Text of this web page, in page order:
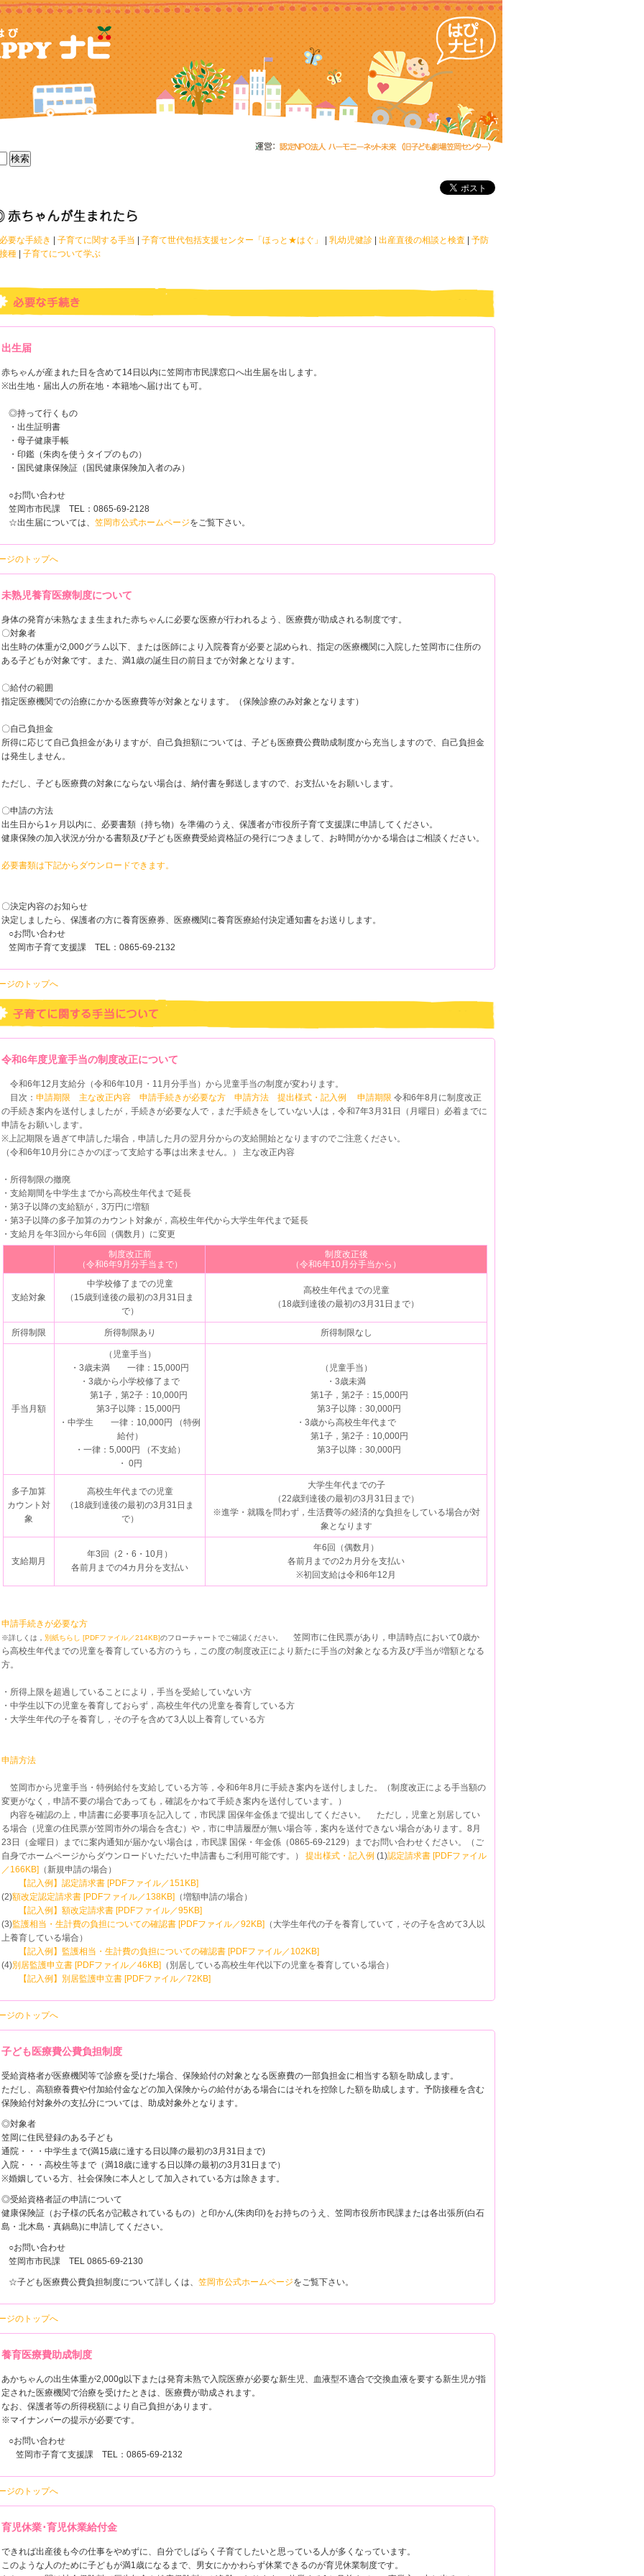
必要な手続き 子育てに関する手当 子育て世代包括支援センター「ほっと★はぐ」 乳幼児健診 出産直後の相談と検査
予防
接種
子育てについて学ぶ
出生届
赤ちゃんが産まれた日を含めて14日以内に笠岡市市民課窓口へ出生届を出します。
※出生地・届出人の所在地・本籍地へ届け出ても可。
◎持って行くもの
・出生証明書
・母子健康手帳
・印鑑（朱肉を使うタイプのもの）
・国民健康保険証（国民健康保険加入者のみ）
○お問い合わせ
笠岡市市民課 TEL：0865-69-2128
☆出生届については、 笠岡市公式ホームページをご覧下さい。
ジのトップへ
未熟児養育医療制度について
身体の発育が未熟なまま生まれた赤ちゃんに必要な医療が行われるよう、医療費が助成される制度です。
〇対象者
出生時の体重が2,000グラム以下、または医師により入院養育が必要と認められ、指定の医療機関に入院した笠岡市に住所の
ある子どもが対象です。また、満1歳の誕生日の前日までが対象となります。
〇給付の範囲
指定医療機関での治療にかかる医療費等が対象となります。（保険診療のみ対象となります）
〇自己負担金
所得に応じて自己負担金がありますが、自己負担額については、子ども医療費公費助成制度から充当しますので、自己負担金
は発生しません。
ただし、子ども医療費の対象にならない場合は、納付書を郵送しますので、お支払いをお願いします。
〇申請の方法
出生日から1ヶ月以内に、必要書類（持ち物）を準備のうえ、保護者が市役所子育て支援課に申請してください。
健康保険の加入状況が分かる書類及び子ども医療費受給資格証の発行につきまして、お時間がかかる場合はご相談ください。
必要書類は下記からダウンロードできます。
〇決定内容のお知らせ
決定しましたら、保護者の方に養育医療券、医療機関に養育医療給付決定通知書をお送りします。
○お問い合わせ
笠岡市子育て支援課 TEL：0865-69-2132
ジのトップへ
令和6年度児童手当の制度改正について
令和6年12月支給分（令和6年10月・11月分手当）から児童手当の制度が変わります。
目次： 申請期限 主な改正内容 申請手続きが必要な方 申請方法 提出様式・記入例 申請期限 令和6年8月に制度改正
の手続き案内を送付しましたが，手続きが必要な人で，まだ手続きをしていない人は，令和7年3月31日（月曜日）必着までに
申請をお願いします。
※上記期限を過ぎて申請した場合，申請した月の翌月分からの支給開始となりますのでご注意ください。
（令和6年10月分にさかのぼって支給する事は出来ません。） 主な改正内容
・所得制限の撤廃
・支給期間を中学生までから高校生年代まで延長
・第3子以降の支給額が，3万円に増額
・第3子以降の多子加算のカウント対象が，高校生年代から大学生年代まで延長
・支給月を年3回から年6回（偶数月）に変更
制度改正前
（令和6年9月分手当まで）
制度改正後
（令和6年10月分手当から）
支給対象
中学校修了までの児童
（15歳到達後の最初の3月31日ま
で）
高校生年代までの児童
（18歳到達後の最初の3月31日まで）
所得制限 所得制限あり 所得制限なし
手当月額
（児童手当）
・3歳未満 一律：15,000円
・3歳から小学校修了まで
第1子，第2子：10,000円
第3子以降：15,000円
・中学生 一律：10,000円 （特例
給付）
・一律：5,000円 （不支給）
・ 0円
（児童手当）
・3歳未満
第1子，第2子：15,000円
第3子以降：30,000円
・3歳から高校生年代まで
第1子，第2子：10,000円
第3子以降：30,000円
多子加算
カウント対
象
高校生年代までの児童
（18歳到達後の最初の3月31日ま
で）
大学生年代までの子
（22歳到達後の最初の3月31日まで）
※進学・就職を問わず，生活費等の経済的な負担をしている場合が対
象となります
支給期月
年3回（2・6・10月）
各前月までの4カ月分を支払い
年6回（偶数月）
各前月までの2カ月分を支払い
※初回支給は令和6年12月
申請手続きが必要な方
※詳しくは， 別紙ちらし [PDFファイル／214KB]のフローチャートでご確認ください。
笠岡市に住民票があり，申請時点において0歳か
ら高校生年代までの児童を養育している方のうち，この度の制度改正により新たに手当の対象となる方及び手当が増額となる
方。
・所得上限を超過していることにより，手当を受給していない方
・中学生以下の児童を養育しておらず，高校生年代の児童を養育している方
・大学生年代の子を養育し，その子を含めて3人以上養育している方
申請方法
笠岡市から児童手当・特例給付を支給している方等，令和6年8月に手続き案内を送付しました。（制度改正による手当額の
変更がなく，申請不要の場合であっても，確認をかねて手続き案内を送付しています。）
内容を確認の上，申請書に必要事項を記入して，市民課 国保年金係まで提出してください。 ただし，児童と別居してい
る場合（児童の住民票が笠岡市外の場合を含む）や，市に申請履歴が無い場合等，案内を送付できない場合があります。8月
23日（金曜日）までに案内通知が届かない場合は，市民課 国保・年金係（0865-69-2129）までお問い合わせください。（ご
自身でホームページからダウンロードいただいた申請書もご利用可能です。） 提出様式・記入例 (1)認定請求書 [PDFファイル
／166KB] （新規申請の場合）
【記入例】認定請求書 [PDFファイル／151KB]
(2)額改定認定請求書 [PDFファイル／138KB] （増額申請の場合）
【記入例】額改定請求書 [PDFファイル／95KB]
(3)監護相当・生計費の負担についての確認書 [PDFファイル／92KB] （大学生年代の子を養育していて，その子を含めて3人以
上養育している場合）
【記入例】監護相当・生計費の負担についての確認書 [PDFファイル／102KB]
(4)別居監護申立書 [PDFファイル／46KB] （別居している高校生年代以下の児童を養育している場合）
【記入例】別居監護申立書 [PDFファイル／72KB]
ジのトップへ
子ども医療費公費負担制度
受給資格者が医療機関等で診療を受けた場合、保険給付の対象となる医療費の一部負担金に相当する額を助成します。
ただし、高額療養費や付加給付金などの加入保険からの給付がある場合にはそれを控除した額を助成します。予防接種を含む
保険給付対象外の支払分については、助成対象外となります。
◎対象者
笠岡に住民登録のある子ども
通院・・・中学生まで(満15歳に達する日以降の最初の3月31日まで)
入院・・・高校生等まで（満18歳に達する日以降の最初の3月31日まで）
※婚姻している方、社会保険に本人として加入されている方は除きます。
◎受給資格者証の申請について
健康保険証（お子様の氏名が記載されているもの）と印かん(朱肉印)をお持ちのうえ、笠岡市役所市民課または各出張所(白石
島・北木島・真鍋島)に申請してください。
○お問い合わせ
笠岡市市民課 TEL 0865-69-2130
☆子ども医療費公費負担制度について詳しくは、 笠岡市公式ホームページをご覧下さい。
ジのトップへ
養育医療費助成制度
あかちゃんの出生体重が2,000g以下または発育未熟で入院医療が必要な新生児、血液型不適合で交換血液を要する新生児が指
定された医療機関で治療を受けたときは、医療費が助成されます。
なお、保護者等の所得税額により自己負担があります。
※マイナンバーの提示が必要です。
○お問い合わせ
笠岡市子育て支援課 TEL：0865-69-2132
ジのトップへ
育児休業･育児休業給付金
できれば出産後も今の仕事をやめずに、自分でしばらく子育てしたいと思っている人が多くなっています。
このような人のために子どもが満1歳になるまで、男女にかかわらず休業できるのが育児休業制度です。